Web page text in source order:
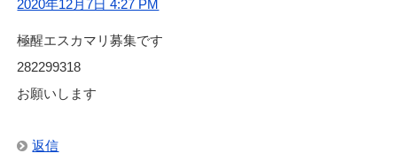
2020年12月7日 4:27 PM
極醒エスカマリ募集です
282299318
お願いします
返信